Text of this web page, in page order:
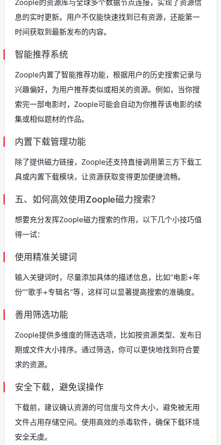
Zoople的资源库与全球多个数据节点连接，实现了资源信
息的实时更新。用户不仅能快速找到已有资源，还能第一
时间获取到最新发布的内容。
智能推荐系统
Zoople内置了智能推荐功能，根据用户的历史搜索记录与
兴趣偏好，为用户推荐类似或相关的资源。例如，当你搜
索完一部电影时，Zoople可能会自动为你推荐该电影的续
集或相似题材的作品。
内置下载管理功能
除了提供磁力链接，Zoople还支持直接调用第三方下载工
具或内置下载模块，让资源获取变得更加便捷流畅。
五、如何高效使用Zoople磁力搜索？
想要充分发挥Zoople磁力搜索的作用，以下几个小技巧值
得一试：
使用精准关键词
输入关键词时，尽量添加具体的描述信息，比如“电影+年
份”“歌手+专辑名”等，这样可以显著提高搜索的准确度。
善用筛选功能
Zoople提供多维度的筛选选项，比如按资源类型、发布日
期或文件大小排序。通过筛选，你可以更快地找到符合要
求的资源。
安全下载，避免误操作
下载前，建议确认资源的可信度与文件大小，避免被无用
文件占用存储空间。使用高效的杀毒软件，确保下载环境
安全无虞。